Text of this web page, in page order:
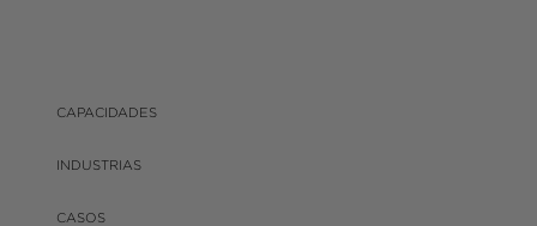
CAPACIDADES
INDUSTRIAS
CASOS